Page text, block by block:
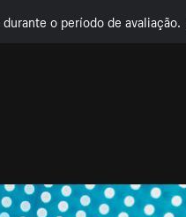
o período de avaliação.